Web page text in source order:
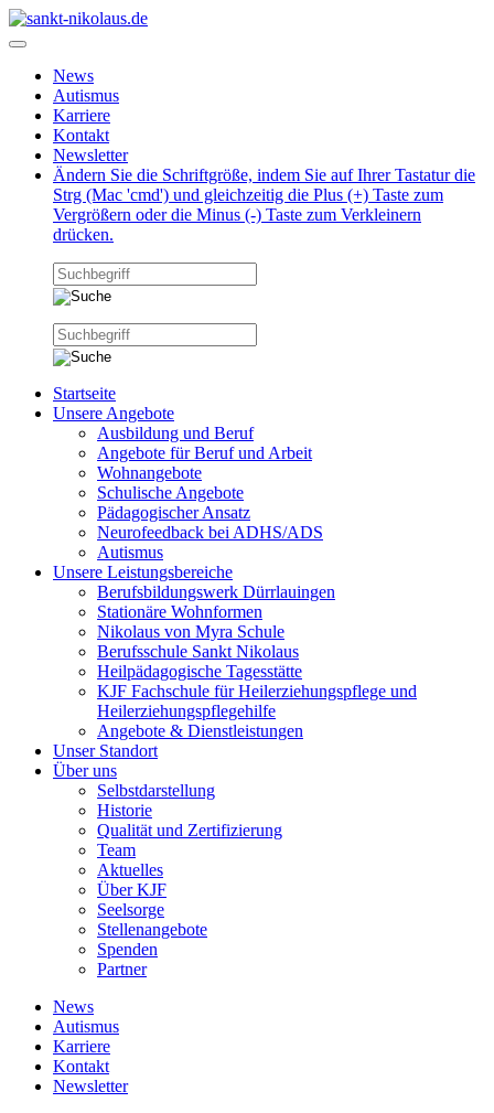
News
Autismus
Karriere
Kontakt
Newsletter
Ändern Sie die Schriftgröße, indem Sie auf Ihrer Tastatur die
Strg (Mac 'cmd') und gleichzeitig die Plus (+) Taste zum
Vergrößern oder die Minus (-) Taste zum Verkleinern
drücken.
Startseite
Unsere Angebote
Ausbildung und Beruf
Angebote für Beruf und Arbeit
Wohnangebote
Schulische Angebote
Pädagogischer Ansatz
Neurofeedback bei ADHS/ADS
Autismus
Unsere Leistungsbereiche
Berufsbildungswerk Dürrlauingen
Stationäre Wohnformen
Nikolaus von Myra Schule
Berufsschule Sankt Nikolaus
Heilpädagogische Tagesstätte
KJF Fachschule für Heilerziehungspflege und
Heilerziehungspflegehilfe
Angebote & Dienstleistungen
Unser Standort
Über uns
Selbstdarstellung
Historie
Qualität und Zertifizierung
Team
Aktuelles
Über KJF
Seelsorge
Stellenangebote
Spenden
Partner
News
Autismus
Karriere
Kontakt
Newsletter